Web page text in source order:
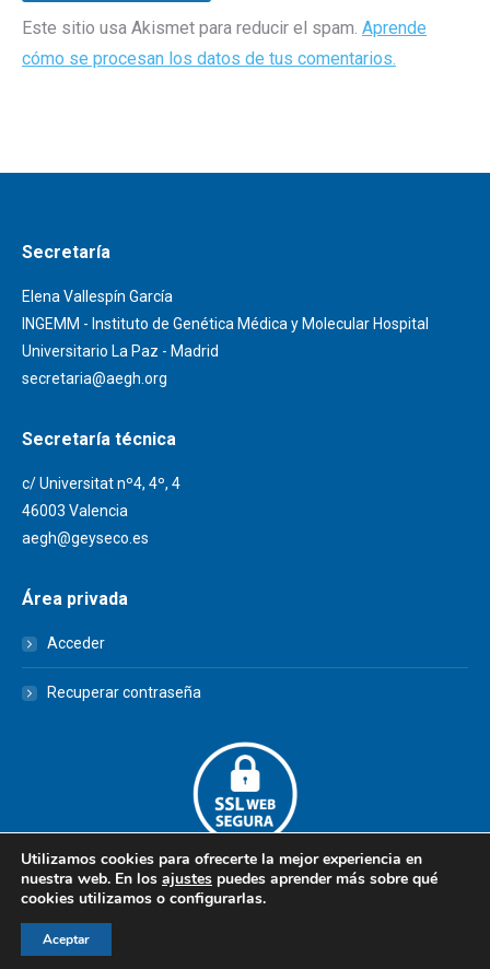
Este sitio usa Akismet para reducir el spam. Aprende
cómo se procesan los datos de tus comentarios.
Secretaría
Elena Vallespín García
INGEMM - Instituto de Genética Médica y Molecular Hospital
Universitario La Paz - Madrid
secretaria@aegh.org
Secretaría técnica
c/ Universitat nº4, 4º, 4
46003 Valencia
aegh@geyseco.es
Área privada
Acceder
Recuperar contraseña
Aviso legal
Utilizamos cookies para ofrecerte la mejor experiencia en
nuestra web. En los ajustes puedes aprender más sobre qué
cookies utilizamos o configurarlas.
Aceptar